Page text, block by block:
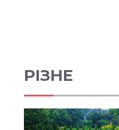
РІЗНЕ